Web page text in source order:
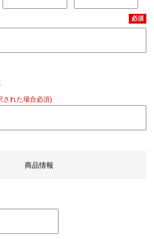
必須
れた場合必須)
商品情報